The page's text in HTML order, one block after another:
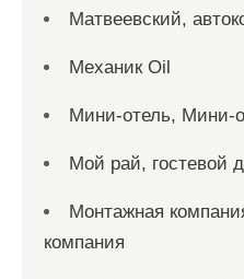
Матвеевский,
Механик Oil
Мини-отель, Мини-
Мой рай, гостевой
Монтажная
компания